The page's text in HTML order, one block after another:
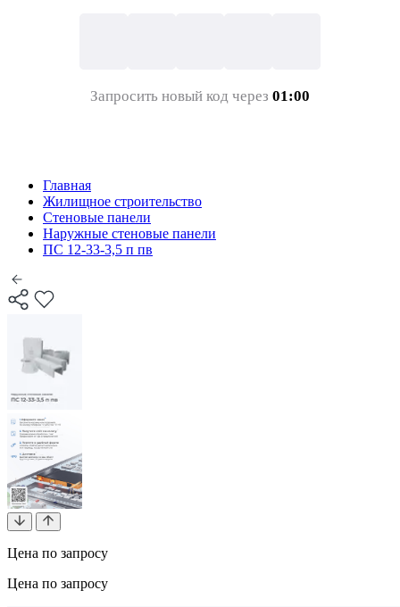
Запросить новый код через 01:00
Главная
Жилищное строительство
Стеновые панели
Наружные стеновые панели
ПС 12-33-3,5 п пв
Цена по запросу
Цена по запросу